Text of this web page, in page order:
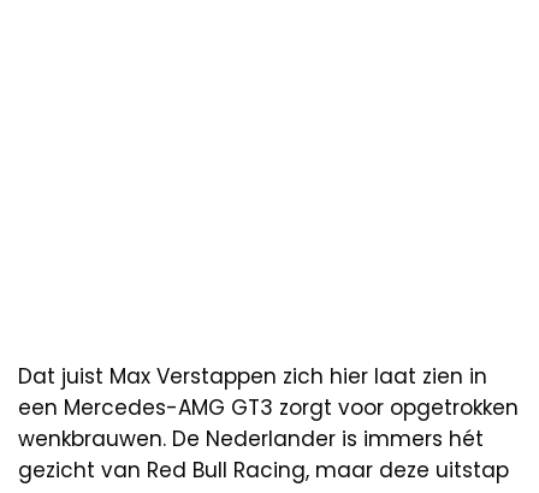
Dat juist Max Verstappen zich hier laat zien in
een Mercedes-AMG GT3 zorgt voor opgetrokken
wenkbrauwen. De Nederlander is immers hét
gezicht van Red Bull Racing, maar deze uitstap